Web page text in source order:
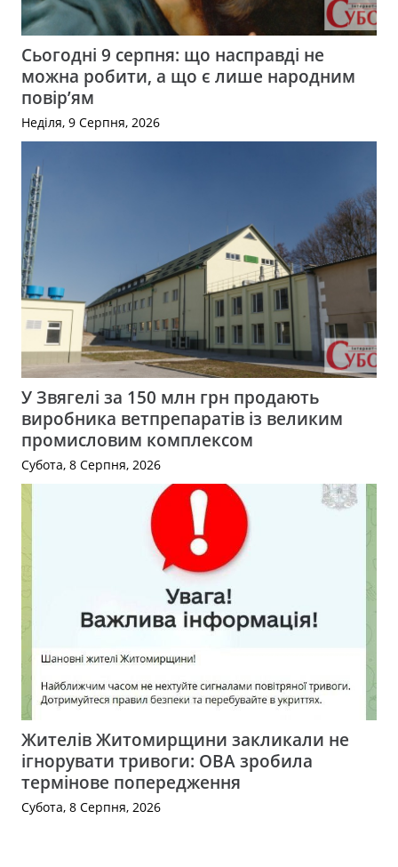
Сьогодні 9 серпня: що насправді не
можна робити, а що є лише народним
повір’ям
Неділя, 9 Серпня, 2026
У Звягелі за 150 млн грн продають
виробника ветпрепаратів із великим
промисловим комплексом
Субота, 8 Серпня, 2026
Жителів Житомирщини закликали не
ігнорувати тривоги: ОВА зробила
термінове попередження
Субота, 8 Серпня, 2026